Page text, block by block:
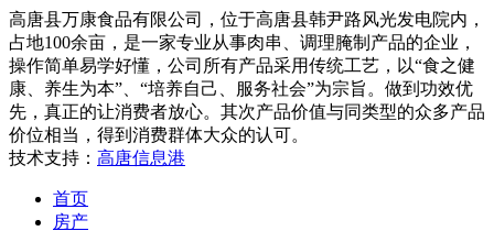
高唐县万康食品有限公司，位于高唐县韩尹路风光发电院内，
占地100余亩，是一家专业从事肉串、调理腌制产品的企业，
操作简单易学好懂，公司所有产品采用传统工艺，以“食之健
康、养生为本”、“培养自己、服务社会”为宗旨。做到功效优
先，真正的让消费者放心。其次产品价值与同类型的众多产品
价位相当，得到消费群体大众的认可。
技术支持： 高唐信息港
首页
房产